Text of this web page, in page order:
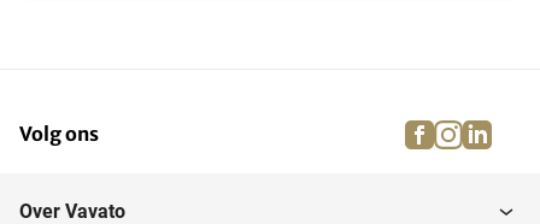
Volg ons facebook
Over Vavato